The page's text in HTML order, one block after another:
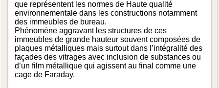
que représentent les normes de Haute qualité
environnementale dans les constructions notamment
des immeubles de bureau.
Phénomène aggravant les structures de ces
immeubles de grande hauteur souvent composées de
plaques métalliques mais surtout dans l’intégralité des
façades des vitrages avec inclusion de substances ou
d’un film métallique qui agissent au final comme une
cage de Faraday.